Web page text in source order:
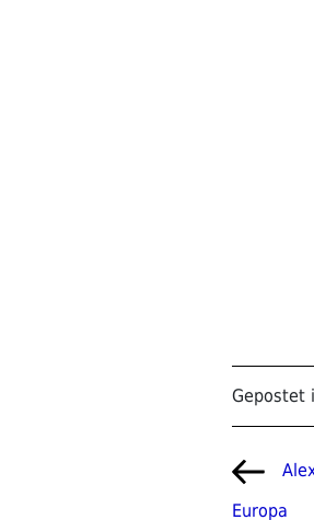
Gepostet
Vorheriger
Beitrag
Europa